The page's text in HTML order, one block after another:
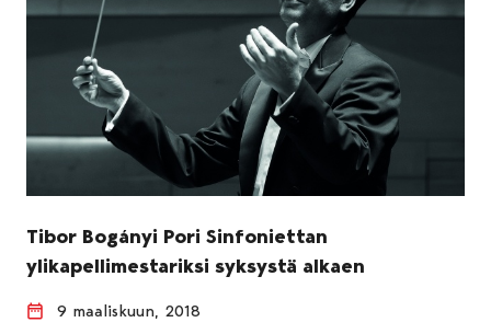
Tibor Bogányi Pori Sinfoniettan
ylikapellimestariksi syksystä alkaen
9 maaliskuun, 2018